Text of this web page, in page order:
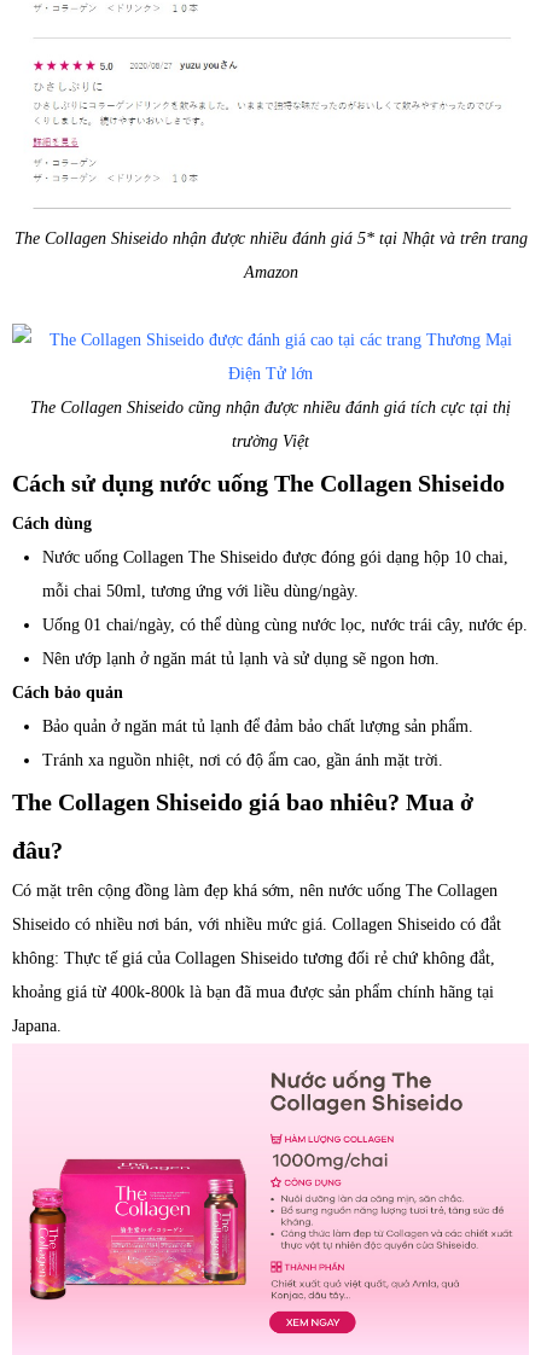
The Collagen Shiseido nhận được nhiều đánh giá 5* tại Nhật và trên trang
Amazon
The Collagen Shiseido cũng nhận được nhiều đánh giá tích cực tại thị
trường Việt
Cách sử dụng nước uống The Collagen Shiseido
Cách dùng
Nước uống Collagen The Shiseido được đóng gói dạng hộp 10 chai,
mỗi chai 50ml, tương ứng với liều dùng/ngày.
Uống 01 chai/ngày, có thể dùng cùng nước lọc, nước trái cây, nước ép.
Nên ướp lạnh ở ngăn mát tủ lạnh và sử dụng sẽ ngon hơn.
Cách bảo quản
Bảo quản ở ngăn mát tủ lạnh để đảm bảo chất lượng sản phẩm.
Tránh xa nguồn nhiệt, nơi có độ ẩm cao, gần ánh mặt trời.
The Collagen Shiseido giá bao nhiêu? Mua ở
đâu?
Có mặt trên cộng đồng làm đẹp khá sớm, nên nước uống The Collagen
Shiseido có nhiều nơi bán, với nhiều mức giá. Collagen Shiseido có đắt
không: Thực tế giá của Collagen Shiseido tương đối rẻ chứ không đắt,
khoảng giá từ 400k-800k là bạn đã mua được sản phẩm chính hãng tại
Japana.